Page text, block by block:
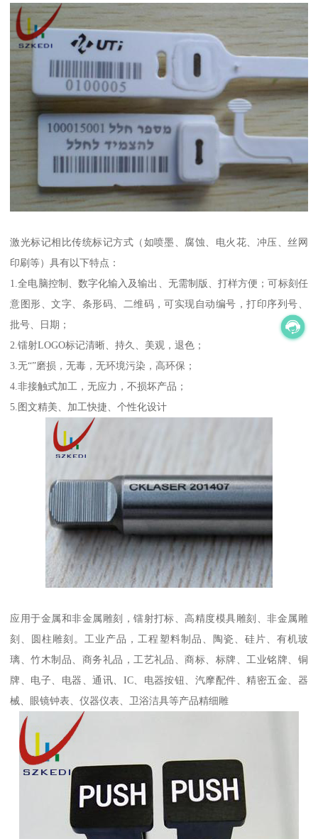
激光标记相比传统标记方式（如喷墨、腐蚀、电火花、冲压、丝网
印刷等）具有以下特点：
1.全电脑控制、数字化输入及输出、无需制版、打样方便；可标刻任
意图形、文字、条形码、二维码，可实现自动编号，打印序列号、
批号、日期；
2.镭射LOGO标记清晰、持久、美观，退色；
3.无“”磨损，无毒，无环境污染，高环保；
4.非接触式加工，无应力，不损坏产品；
5.图文精美、加工快捷、个性化设计
应用于金属和非金属雕刻，镭射打标、高精度模具雕刻、非金属雕
刻、圆柱雕刻。工业产品，工程塑料制品、陶瓷、硅片、有机玻
璃、竹木制品、商务礼品，工艺礼品、商标、标牌、工业铭牌、铜
牌、电子、电器、通讯、IC、电器按钮、汽摩配件、精密五金、器
械、眼镜钟表、仪器仪表、卫浴洁具等产品精细雕